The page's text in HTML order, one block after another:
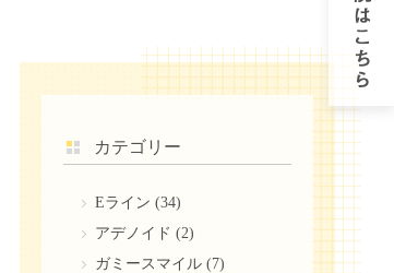
カテゴリー
Eライン (34)
アデノイド (2)
ガミースマイル(7)